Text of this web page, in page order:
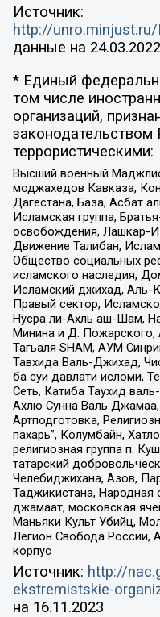
Источник:
http://
данные на 24.03.2022
* Единый
том числе
организаций,
террористическими:
Высший военный
моджахедов Кавказа,
Дагестана, База, Асбат
Исламская группа,
освобождения, Лашкар-
Движение Талибан,
Общество социальных
исламского наследия,
Исламский джихад, Аль-
Правый сектор,
Нусра ли-Ахль аш-Шам,
Минина и Д. Пожарского,
Тагьаля SHAM, АУМ
Тавхида Валь-Джихад,
ба суи давлати исломи,
Сеть, Катиба Таухид
Ахлю Сунна Валь
Артподготовка,
пахарь”, Колумбайн,
религиозная группа п.
татарский
Челебиджихана, Азов,
Таджикистана,
джамаат, московская
Маньяки Культ Убийц,
Легион Свобода России,
корпус
Источник: http://
ekstremistskie-
на 16.11.2023